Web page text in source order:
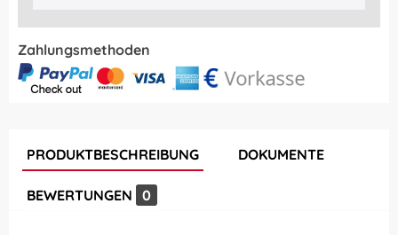
Zahlungsmethoden
PRODUKTBESCHREIBUNG DOKUMENTE
BEWERTUNGEN 0